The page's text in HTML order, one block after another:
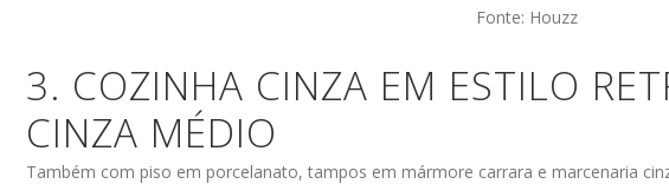
Fonte: Houzz
3. COZINHA CINZA EM ESTILO
CINZA MÉDIO
Também com piso em porcelanato, tampos em mármore carrara e marcenaria